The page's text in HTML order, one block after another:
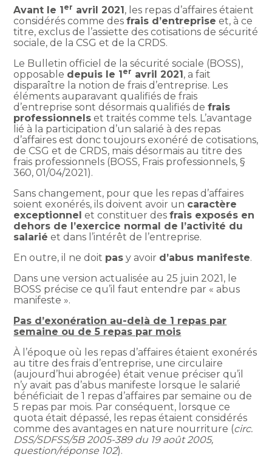
Avant le 1er avril 2021, les repas d’affaires étaient
considérés comme desfrais d’entreprise et, à ce
titre, exclus de l’assiette des cotisations de sécurité
sociale, de la CSG et de la CRDS.
Le Bulletin officiel de la sécurité sociale (BOSS),
opposable depuis le 1er avril 2021, a fait
disparaître la notion de frais d’entreprise. Les
éléments auparavant qualifiés de frais
d’entreprise sont désormais qualifiés defrais
professionnels et traités comme tels. L’avantage
lié à la participation d’un salarié à des repas
d’affaires est donc toujours exonéré de cotisations,
de CSG et de CRDS, mais désormais au titre des
frais professionnels (BOSS, Frais professionnels, §
360, 01/04/2021).
Sans changement, pour que les repas d’affaires
soient exonérés, ils doivent avoir un caractère
exceptionnel et constituer desfrais exposés en
dehors de l’exercice normal de l’activité du
salarié et dans l’intérêt de l’entreprise.
En outre, il ne doit pas y avoir d’abus manifeste.
Dans une version actualisée au 25 juin 2021, le
BOSS précise ce qu’il faut entendre par « abus
manifeste ».
Pas d’exonération au-delà de 1 repas par
semaine ou de 5 repas par mois
À l’époque où les repas d’affaires étaient exonérés
au titre des frais d’entreprise, une circulaire
(aujourd’hui abrogée) était venue préciser qu’il
n’y avait pas d’abus manifeste lorsque le salarié
bénéficiait de 1 repas d’affaires par semaine ou de
5 repas par mois. Par conséquent, lorsque ce
quota était dépassé, les repas étaient considérés
comme des avantages en nature nourriture (circ.
DSS/SDFSS/5B 2005-389 du 19 août 2005,
question/réponse 102).